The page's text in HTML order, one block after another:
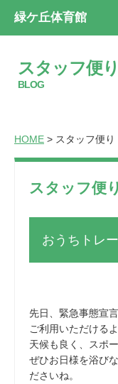
緑ケ丘体育館
スタッフ便り
BLOG
HOME > スタッフ便り
スタッフ便り
おうちトレ
先日、緊急事態宣
ご利用いただける
天候も良く、スポ
ぜひお日様を浴び
ださいね。